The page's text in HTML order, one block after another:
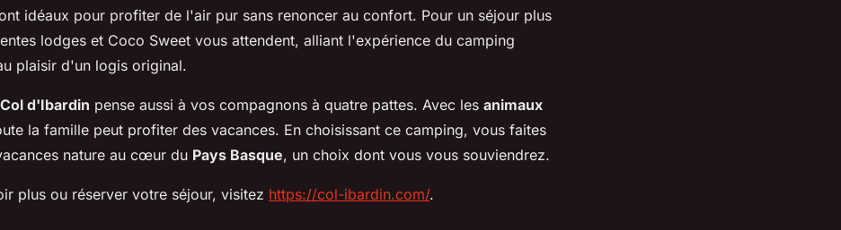
idéaux pour profiter de l'air pur sans renoncer au confort. Pour un séjour plus
lodges et Coco Sweet vous attendent, alliant l'expérience du camping
plaisir d'un logis original.
d'Ibardin pense aussi à vos compagnons à quatre pattes. Avec les animaux
la famille peut profiter des vacances. En choisissant ce camping, vous faites
nature au cœur du Pays Basque, un choix dont vous vous souviendrez.
plus ou réserver votre séjour, visitez https://col-ibardin.com/.